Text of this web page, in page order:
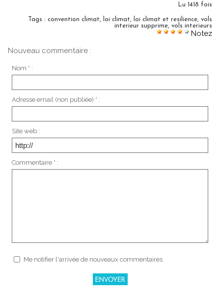
Lu 1418 fois
Tags : convention climat, loi climat, loi climat et resilience, vols
interieur supprime, vols interieurs
Notez
Nouveau commentaire :
Nom * :
Adresse email (non publiée) * :
Site web :
Commentaire * :
Me notifier l'arrivée de nouveaux commentaires